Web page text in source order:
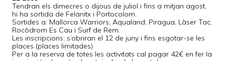
Tendran els dimecres o dijous de juliol i fins a mitjan agost,
hi ha sortida de Felanitx i Portocolom.
Sortides a: Mallorca Warriors, Aqualand, Piragua, Làser Tac,
Rocòdrom Es Cau i Surf de Rem.
Les inscripcions: s’obriran el 12 de juny i fins esgotar-se les
places (places limitades)
Per a la reserva de totes les activitats cal pagar 42€ en fer la